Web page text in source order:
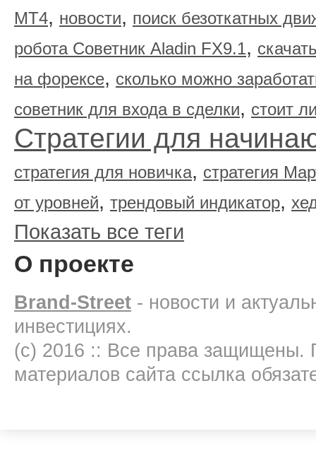
МТ4, новости, поиск безоткатных
робота Советник Aladin FX9.1,
на форексе, сколько можно
советник для входа в сделки, стоит
Стратегии для
стратегия для новичка, стратегия
от уровней, трендовый индикатор,
Показать все теги
О проекте
Brand-Street - новости и
инвестициях.
(c) 2016 :: Все права защищены.
материалов сайта ссылка